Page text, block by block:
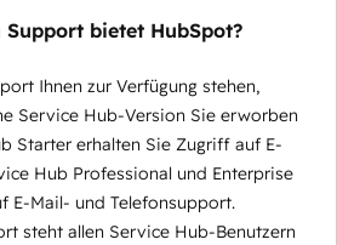
bietet HubSpot?
Ihnen zur Verfügung stehen,
Service Hub-Version Sie erworben
Starter erhalten Sie Zugriff auf E-
Hub Professional und Enterprise
E-Mail- und Telefonsupport.
steht allen Service Hub-Benutzern